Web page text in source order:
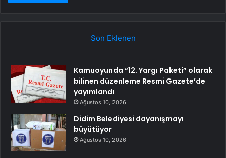
Son Eklenen
Kamuoyunda “12. Yargı Paketi” olarak
bilinen düzenleme Resmi Gazete’de
yayımlandı
Ağustos 10, 2026
Didim Belediyesi dayanışmayı
büyütüyor
Ağustos 10, 2026